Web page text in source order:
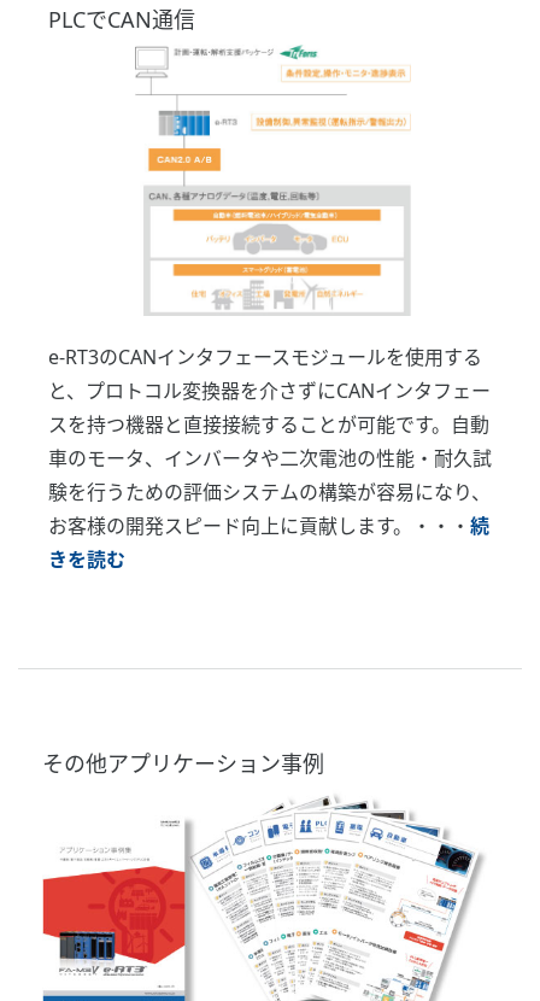
PLCでCAN通信
e-RT3のCANインタフェースモジュールを使用する
と、プロトコル変換器を介さずにCANインタフェー
スを持つ機器と直接接続することが可能です。自動
車のモータ、インバータや二次電池の性能・耐久試
験を行うための評価システムの構築が容易になり、
お客様の開発スピード向上に貢献します。・・・ 続
きを読む
その他アプリケーション事例